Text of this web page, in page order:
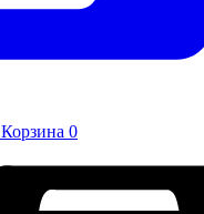
Корзина 0